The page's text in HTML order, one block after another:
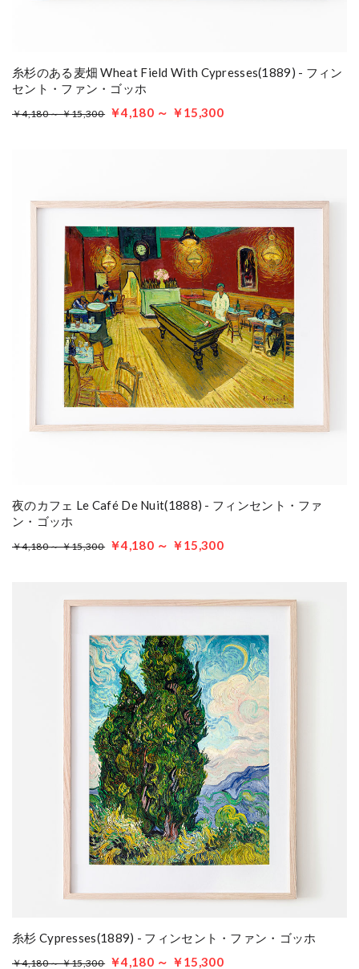
糸杉のある麦畑 Wheat Field With Cypresses(1889) - フィン
セント・ファン・ゴッホ
￥4,180 ～ ￥15,300 ￥4,180 ～ ￥15,300
夜のカフェ Le Café De Nuit(1888) - フィンセント・ファ
ン・ゴッホ
￥4,180 ～ ￥15,300 ￥4,180 ～ ￥15,300
糸杉 Cypresses(1889) - フィンセント・ファン・ゴッホ
￥4,180 ～ ￥15,300 ￥4,180 ～ ￥15,300